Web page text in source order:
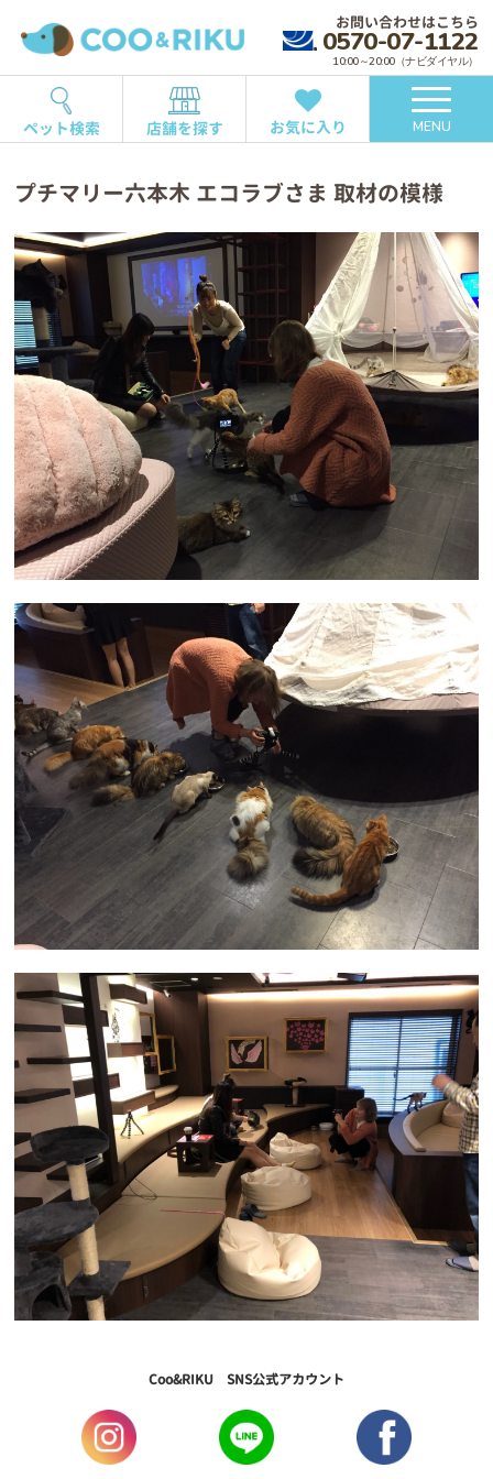
お問い合わせはこちら
0570-07-1122
10:00～20:00（ナビダイヤル）
ペット検索 店舗を探す お気に入り MENU
プチマリー六本木 エコラブさま 取材の模様
Coo&RIKU SNS公式アカウント